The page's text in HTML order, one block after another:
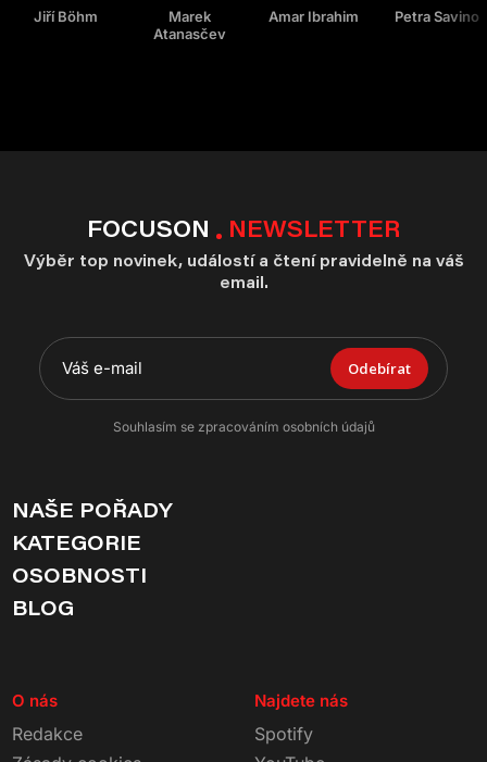
Jiří Böhm
Marek
Atanasčev
Amar Ibrahim Petra Savino
FOCUSON NEWSLETTER
Výběr top novinek, událostí a čtení pravidelně na váš
email.
Odebírat
Souhlasím se zpracováním osobních údajů
NAŠE POŘADY
KATEGORIE
OSOBNOSTI
BLOG
O nás
Redakce
Najdete nás
Spotify